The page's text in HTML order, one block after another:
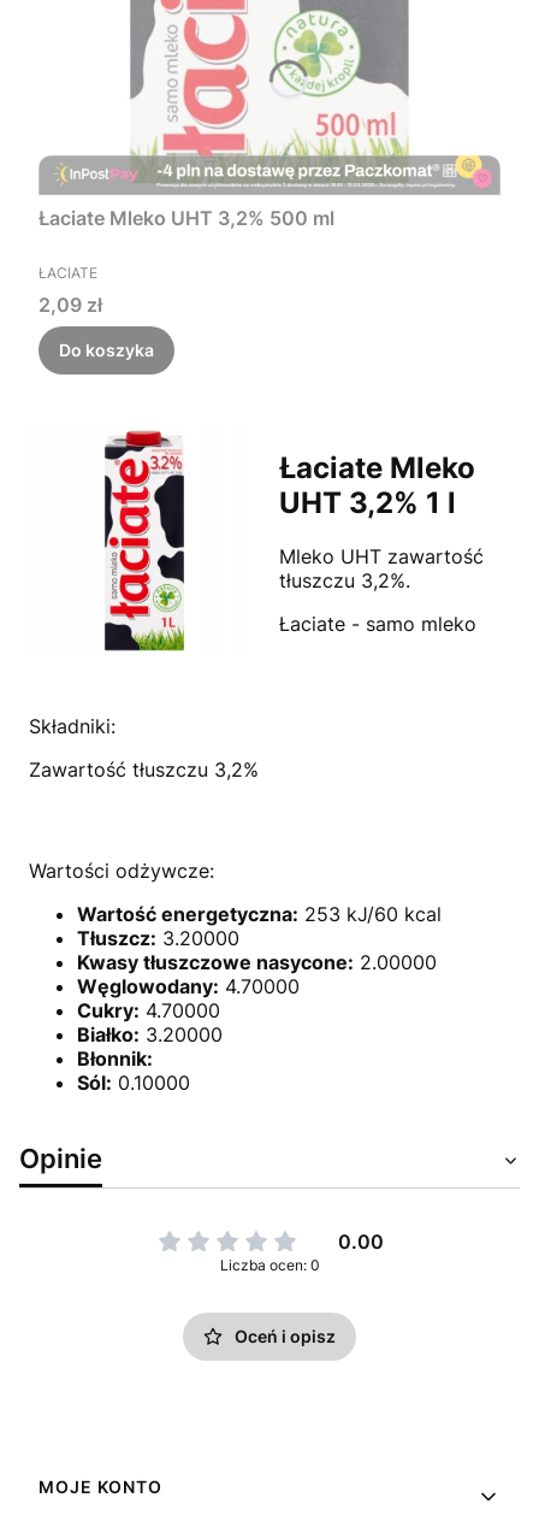
Łaciate Mleko UHT 3,2% 500 ml
PRODUCENT
ŁACIATE
Cena
2,09 zł
Do koszyka
Łaciate Mleko
UHT 3,2% 1 l
Mleko UHT zawartość
tłuszczu 3,2%.
Łaciate - samo mleko
Składniki:
Zawartość tłuszczu 3,2%
Wartości odżywcze:
Wartość energetyczna: 253 kJ/60 kcal
Tłuszcz: 3.20000
Kwasy tłuszczowe nasycone: 2.00000
Węglowodany: 4.70000
Cukry: 4.70000
Białko: 3.20000
Błonnik:
Sól: 0.10000
Opinie
0.00
Liczba ocen: 0
Oceń i opisz
Linki w stopce
MOJE KONTO